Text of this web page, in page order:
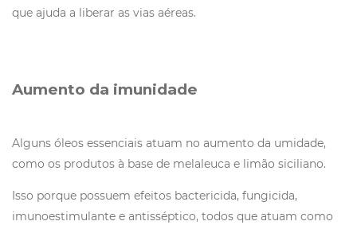
que ajuda a liberar as vias aéreas.
Aumento da imunidade
Alguns óleos essenciais atuam no aumento da umidade,
como os produtos à base de melaleuca e limão siciliano.
Isso porque possuem efeitos bactericida, fungicida,
imunoestimulante e antisséptico, todos que atuam como